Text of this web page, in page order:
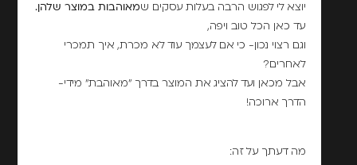
יוצא לי לפגוש הרבה בעלות עסקים שמאוהבות במוצר שלהן.
עד כאן הכל טוב ויפה,
וגם רצוי נכון- כי אם לעצמך עוד לא מכרת, איך תמכרי
לאחרים?
אבל מכאן ועד להציג את המוצר בדרך "מאוהבת" מידי-
הדרך ארוכה!
מה דעתך על זה: